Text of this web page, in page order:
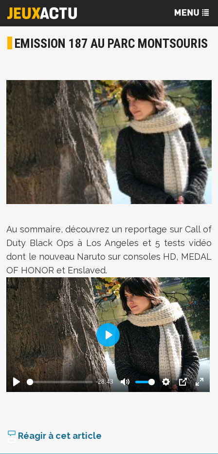
EMISSION 187 AU PARC MONTSOURIS
Au sommaire, découvrez un reportage sur Call of
Duty Black Ops à Los Angeles et 5 tests vidéo
dont le nouveau Naruto sur consoles HD, MEDAL
OF HONOR et Enslaved.
Réagir à cet article